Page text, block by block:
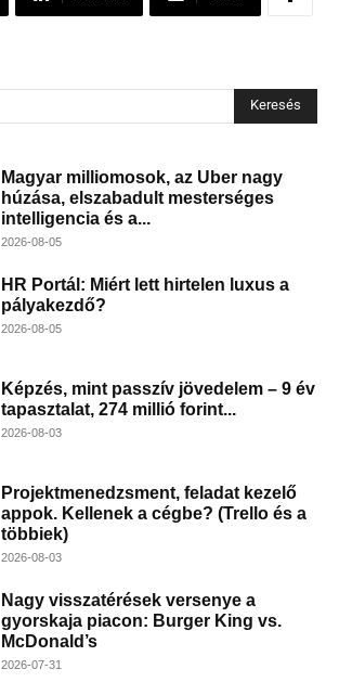
Keresés
Magyar milliomosok, az Uber nagy
húzása, elszabadult mesterséges
intelligencia és a...
2026-08-05
HR Portál: Miért lett hirtelen luxus a
pályakezdő?
2026-08-05
Képzés, mint passzív jövedelem – 9 év
tapasztalat, 274 millió forint...
2026-08-03
Projektmenedzsment, feladat kezelő
appok. Kellenek a cégbe? (Trello és a
többiek)
2026-08-03
Nagy visszatérések versenye a
gyorskaja piacon: Burger King vs.
McDonald’s
2026-07-31